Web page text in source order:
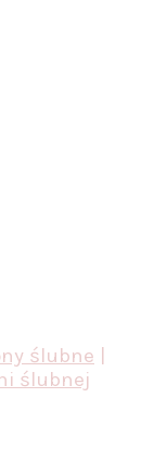
ślubne
ślubnej